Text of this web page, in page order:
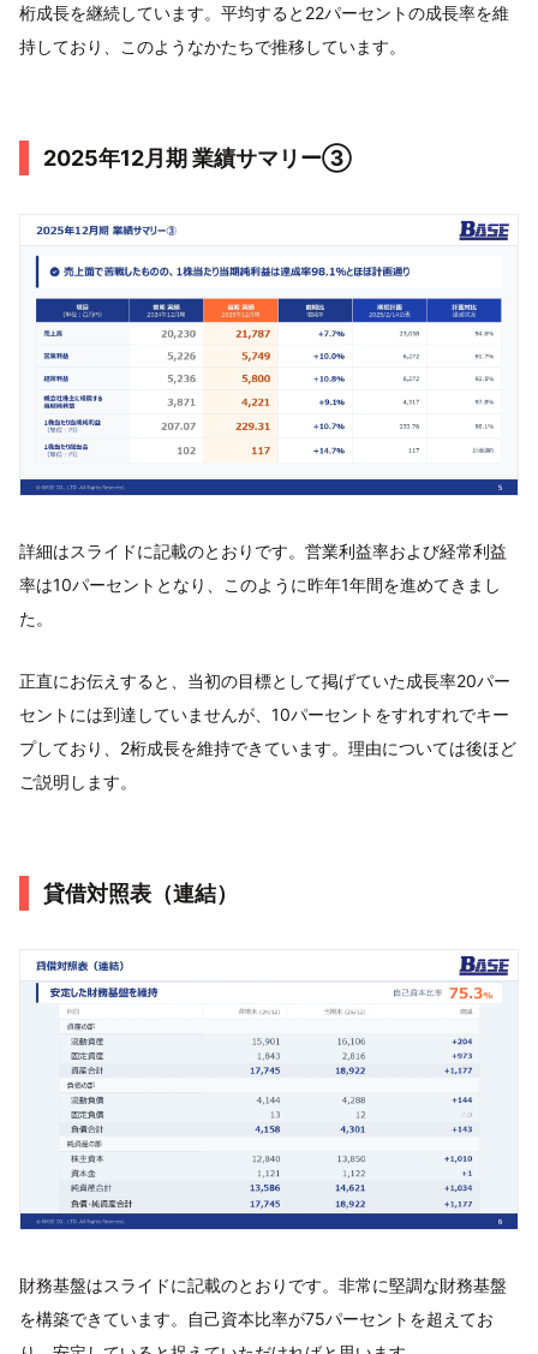
桁成長を継続しています。平均すると22パーセントの成長率を維
持しており、このようなかたちで推移しています。
2025年12月期 業績サマリー③
詳細はスライドに記載のとおりです。営業利益率および経常利益
率は10パーセントとなり、このように昨年1年間を進めてきまし
た。
正直にお伝えすると、当初の目標として掲げていた成長率20パー
セントには到達していませんが、10パーセントをすれすれでキー
プしており、2桁成長を維持できています。理由については後ほど
ご説明します。
貸借対照表（連結）
財務基盤はスライドに記載のとおりです。非常に堅調な財務基盤
を構築できています。自己資本比率が75パーセントを超えてお